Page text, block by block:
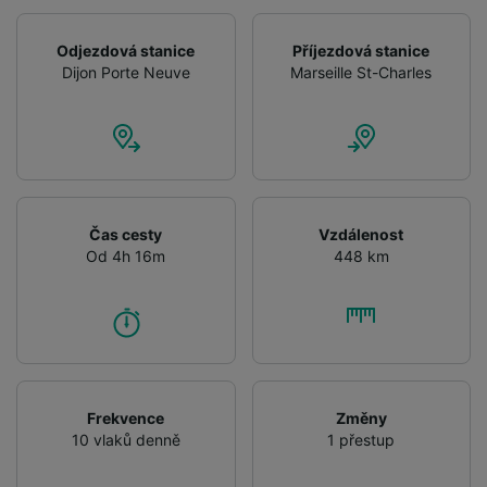
Odjezdová stanice
Dijon Porte Neuve
Příjezdová stanice
Marseille St-Charles
Čas cesty
Od 4h 16m
Vzdálenost
448 km
Frekvence
10 vlaků denně
Změny
1 přestup